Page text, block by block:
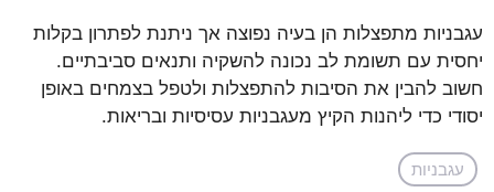
עגבניות מתפצלות הן בעיה נפוצה אך ניתנת לפתרון בקלות
יחסית עם תשומת לב נכונה להשקיה ותנאים סביבתיים.
חשוב להבין את הסיבות להתפצלות ולטפל בצמחים באופן
יסודי כדי ליהנות הקיץ מעגבניות עסיסיות ובריאות.
עגבניות